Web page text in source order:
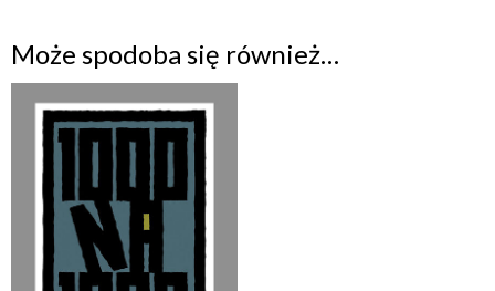
Może spodoba się również…